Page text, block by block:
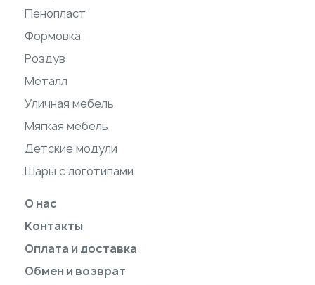
Пенопласт
Формовка
Роздув
Металл
Уличная мебель
Мягкая мебель
Детские модули
Шары с логотипами
О нас
Контакты
Оплата и доставка
Обмен и возврат